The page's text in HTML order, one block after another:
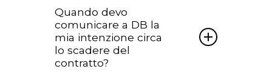
prima della scadenza per seri motivi,
tramite forma scritta; in questo caso si
chiederà alla finanziaria il riconteggio
dell’importo a saldo.
Quando devo
comunicare a DB la
mia intenzione circa
lo scadere del
contratto?